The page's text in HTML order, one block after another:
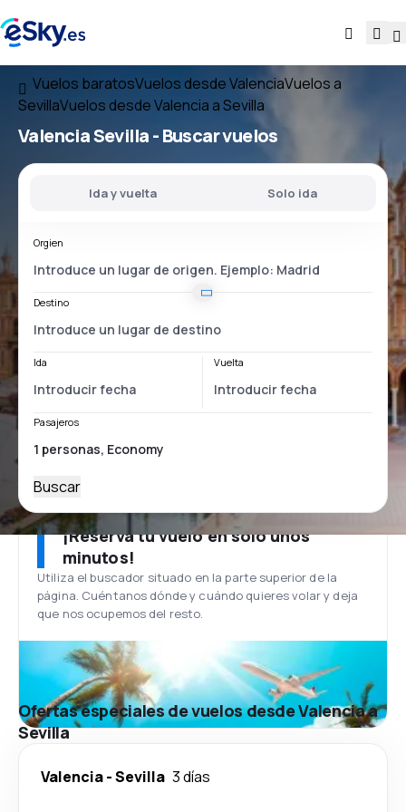
Vuelos baratosVuelos desde ValenciaVuelos a
SevillaVuelos desde Valencia a Sevilla
Valencia Sevilla- Buscar vuelos
Ida y vuelta Solo ida
Orgien
Destino
Ida Vuelta
Pasajeros
Buscar
¡Reserva tu vuelo en solo unos
minutos!
Utiliza el buscador situado en la parte superior de la
página. Cuéntanos dónde y cuándo quieres volar y deja
que nos ocupemos del resto.
Ofertas especiales de vuelos desde Valencia a
Sevilla
Valencia-Sevilla 3 días